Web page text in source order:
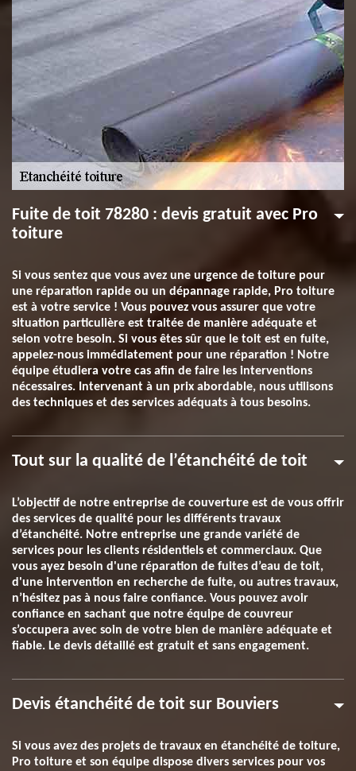
Fuite de toit 78280 : devis gratuit avec Pro
toiture
Si vous sentez que vous avez une urgence de toiture pour
une réparation rapide ou un dépannage rapide, Pro toiture
est à votre service ! Vous pouvez vous assurer que votre
situation particulière est traitée de manière adéquate et
selon votre besoin. Si vous êtes sûr que le toit est en fuite,
appelez-nous immédiatement pour une réparation ! Notre
équipe étudiera votre cas afin de faire les interventions
nécessaires. Intervenant à un prix abordable, nous utilisons
des techniques et des services adéquats à tous besoins.
Tout sur la qualité de l’étanchéité de toit
L’objectif de notre entreprise de couverture est de vous offrir
des services de qualité pour les différents travaux
d’étanchéité. Notre entreprise une grande variété de
services pour les clients résidentiels et commerciaux. Que
vous ayez besoin d'une réparation de fuites d’eau de toit,
d'une intervention en recherche de fuite, ou autres travaux,
n’hésitez pas à nous faire confiance. Vous pouvez avoir
confiance en sachant que notre équipe de couvreur
s’occupera avec soin de votre bien de manière adéquate et
fiable. Le devis détaillé est gratuit et sans engagement.
Devis étanchéité de toit sur Bouviers
Si vous avez des projets de travaux en étanchéité de toiture,
Pro toiture et son équipe dispose divers services pour vos